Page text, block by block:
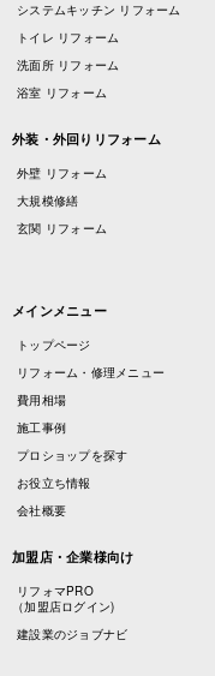
システムキッチン リフォーム
トイレ リフォーム
洗面所 リフォーム
浴室 リフォーム
外装・外回りリフォーム
外壁 リフォーム
大規模修繕
玄関 リフォーム
メインメニュー
トップページ
リフォーム・修理メニュー
費用相場
施工事例
プロショップを探す
お役立ち情報
会社概要
加盟店・企業様向け
リフォマPRO
（加盟店ログイン)
建設業のジョブナビ